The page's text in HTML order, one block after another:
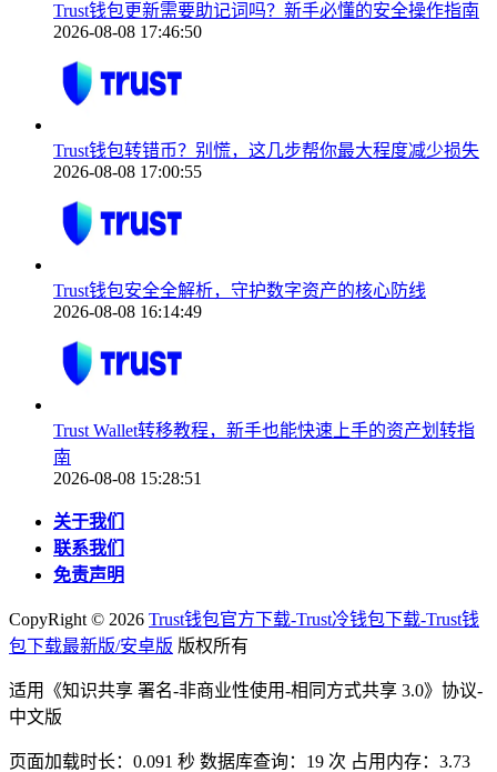
Trust钱包更新需要助记词吗？新手必懂的安全操作指南
2026-08-08 17:46:50
Trust钱包转错币？别慌，这几步帮你最大程度减少损失
2026-08-08 17:00:55
Trust钱包安全全解析，守护数字资产的核心防线
2026-08-08 16:14:49
Trust Wallet转移教程，新手也能快速上手的资产划转指
南
2026-08-08 15:28:51
关于我们
联系我们
免责声明
CopyRight © 2026 Trust钱包官方下载-Trust冷钱包下载-Trust钱
包下载最新版/安卓版 版权所有
适用《知识共享 署名-非商业性使用-相同方式共享 3.0》协议-
中文版
页面加载时长：0.091 秒 数据库查询：19 次 占用内存：3.73